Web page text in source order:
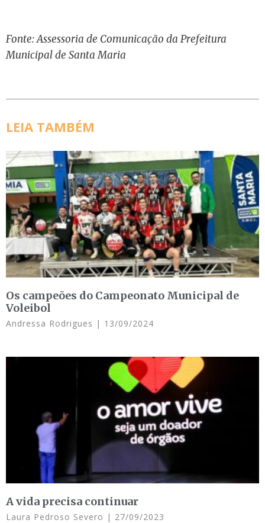
Fonte: Assessoria de Comunicação da Prefeitura
Municipal de Santa Maria
LEIA TAMBÉM
Os campeões do Campeonato Municipal de
Voleibol
Andressa Rodrigues 13/09/2024
A vida precisa continuar
Laura Pedroso Severo 27/09/2023